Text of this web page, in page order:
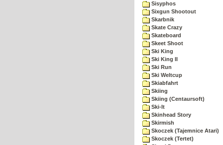
Sisyphos
Sixgun Shootout
Skarbnik
Skate Crazy
Skateboard
Skeet Shoot
Ski King
Ski King II
Ski Run
Ski Weltcup
Skiabfahrt
Skiing
Skiing (Centaursoft)
Ski-It
Skinhead Story
Skirmish
Skoczek (Tajemnice Atari)
Skoczek (Tertet)